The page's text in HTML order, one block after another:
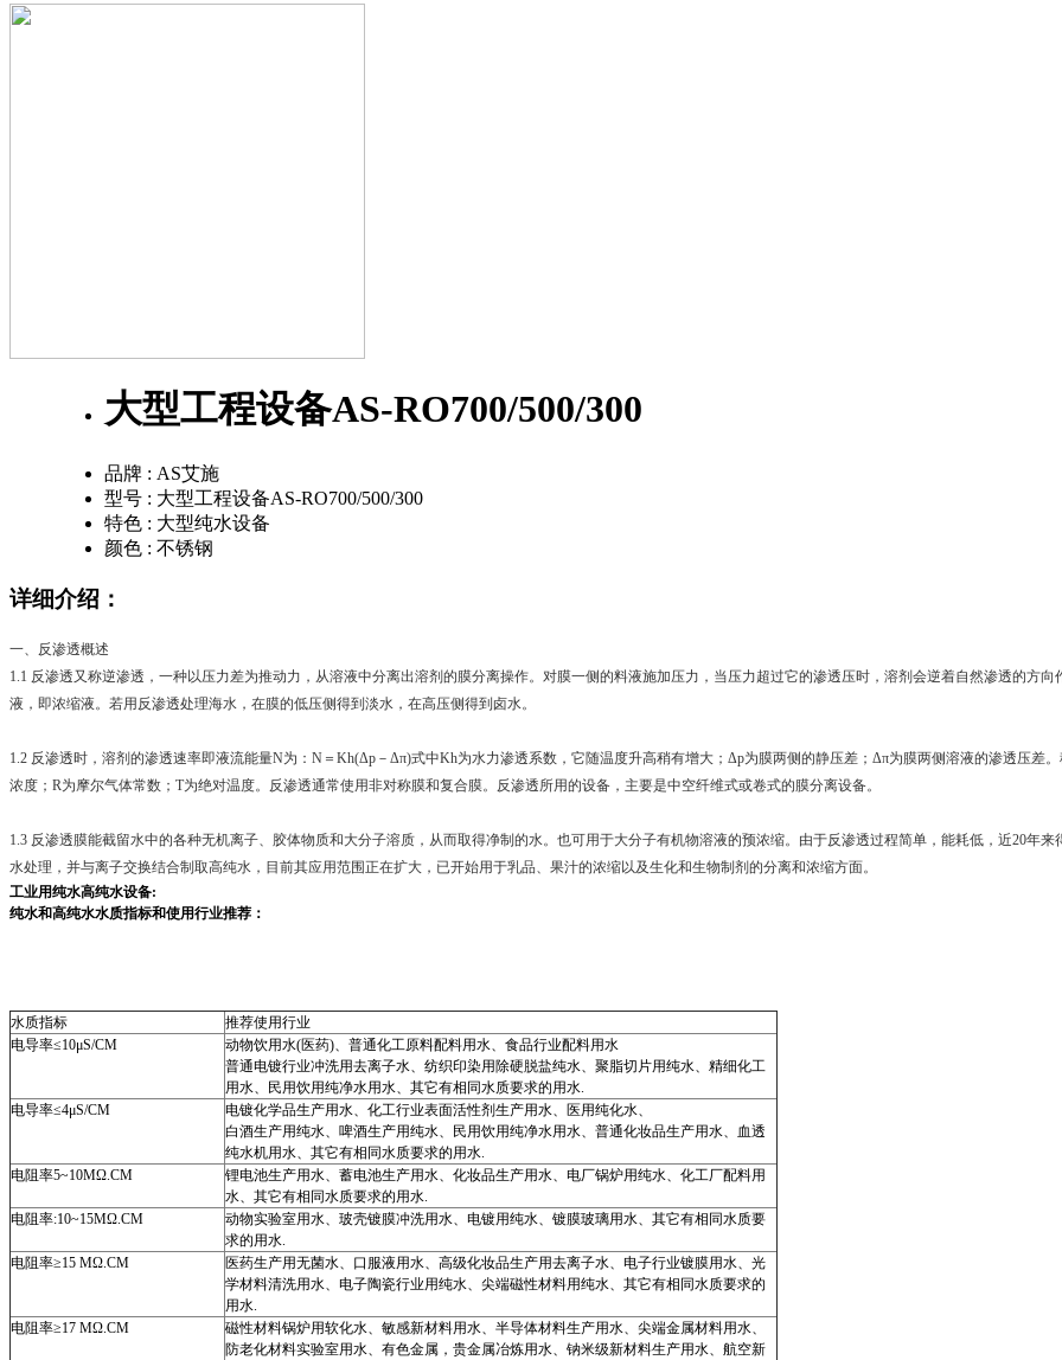
大型工程设备AS-RO700/500/300
品牌 : AS艾施
型号 : 大型工程设备AS-RO700/500/300
特色 : 大型纯水设备
颜色 : 不锈钢
详细介绍：
一、反渗透概述
1.1 反渗透又称逆渗透，一种以压力差为推动力，从溶液中分离出溶剂的膜分离操作。对膜一侧的料液施加压力，当压力超过它的渗透压时，溶剂会逆着自然渗透的方
液，即浓缩液。若用反渗透处理海水，在膜的低压侧得到淡水，在高压侧得到卤水。
1.2 反渗透时，溶剂的渗透速率即液流能量N为：N＝Kh(Δp－Δπ)式中Kh为水力渗透系数，它随温度升高稍有增大；Δp为膜两侧的静压差；Δπ为膜两侧溶液的渗透压差
浓度；R为摩尔气体常数；T为绝对温度。反渗透通常使用非对称膜和复合膜。反渗透所用的设备，主要是中空纤维式或卷式的膜分离设备。
1.3 反渗透膜能截留水中的各种无机离子、胶体物质和大分子溶质，从而取得净制的水。也可用于大分子有机物溶液的预浓缩。由于反渗透过程简单，能耗低，近20年
水处理，并与离子交换结合制取高纯水，目前其应用范围正在扩大，已开始用于乳品、果汁的浓缩以及生化和生物制剂的分离和浓缩方面。
工业用纯水高纯水设备:
纯水和高纯水水质指标和使用行业推荐：
水质指标
推荐使用行业
电导率≤10μS/CM 动物饮用水(医药)、普通化工原料配料用水、食品行业配料用水
普通电镀行业冲洗用去离子水、纺织印染用除硬脱盐纯水、聚脂切片用纯水、精细化工
用水、民用饮用纯净水用水、其它有相同水质要求的用水.
电导率≤4μS/CM
电镀化学品生产用水、化工行业表面活性剂生产用水、医用纯化水、
白酒生产用纯水、啤酒生产用纯水、民用饮用纯净水用水、普通化妆品生产用水、血透
纯水机用水、其它有相同水质要求的用水.
电阻率5~10MΩ.CM
锂电池生产用水、蓄电池生产用水、化妆品生产用水、电厂锅炉用纯水、化工厂配料用
水、其它有相同水质要求的用水.
电阻率:10~15MΩ.CM
动物实验室用水、玻壳镀膜冲洗用水、电镀用纯水、镀膜玻璃用水、其它有相同水质要
求的用水.
电阻率≥15 MΩ.CM
医药生产用无菌水、口服液用水、高级化妆品生产用去离子水、电子行业镀膜用水、光
学材料清洗用水、电子陶瓷行业用纯水、尖端磁性材料用纯水、其它有相同水质要求的
用水.
电阻率≥17 MΩ.CM
磁性材料锅炉用软化水、敏感新材料用水、半导体材料生产用水、尖端金属材料用水、
防老化材料实验室用水、有色金属，贵金属冶炼用水、钠米级新材料生产用水、航空新